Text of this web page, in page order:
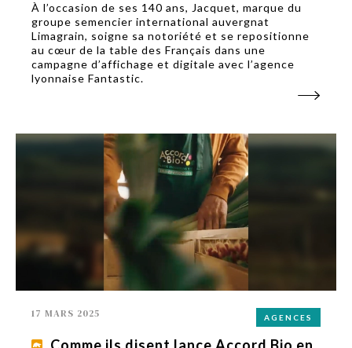
À l’occasion de ses 140 ans, Jacquet, marque du
groupe semencier international auvergnat
Limagrain, soigne sa notoriété et se repositionne
au cœur de la table des Français dans une
campagne d’affichage et digitale avec l’agence
lyonnaise Fantastic.
AGENCES
17 MARS 2025